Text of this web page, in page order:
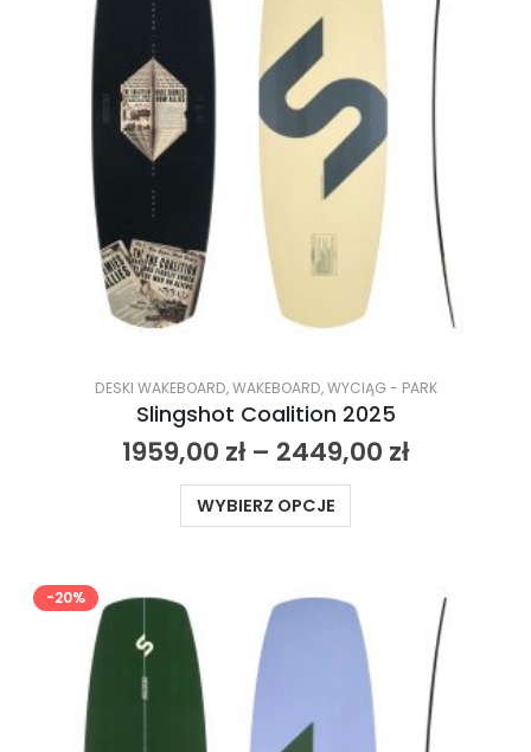
DESKI WAKEBOARD,WAKEBOARD,WYCIĄG - PARK
Slingshot Coalition 2025
1959,00 zł – 2449,00 zł
WYBIERZ OPCJE
-20%